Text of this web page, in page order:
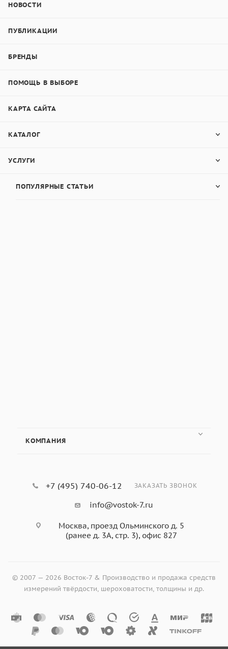
НОВОСТИ
ПУБЛИКАЦИИ
БРЕНДЫ
ПОМОЩЬ В ВЫБОРЕ
КАРТА САЙТА
КАТАЛОГ
УСЛУГИ
ПОПУЛЯРНЫЕ СТАТЬИ
КОМПАНИЯ
+7 (495) 740-06-12 ЗАКАЗАТЬ ЗВОНОК
info@vostok-7.ru
Москва, проезд Ольминского д. 5
(ранее д. 3А, стр. 3), офис 827
© 2007 — 2026 Восток-7 & Производство и продажа средств
измерений твёрдости, шероховатости, толщины и др.